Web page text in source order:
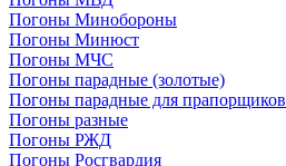
Погоны Минобороны
Погоны Минюст
Погоны МЧС
Погоны парадные (золотые)
Погоны парадные для прапорщиков
Погоны разные
Погоны РЖД
Погоны Росгвардия